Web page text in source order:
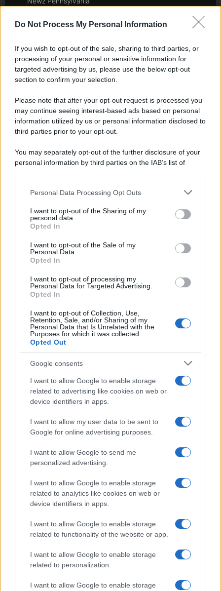
Do Not Process My Personal Information
If you wish to opt-out of the sale, sharing to third parties, or
processing of your personal or sensitive information for
targeted advertising by us, please use the below opt-out
section to confirm your selection.
Please note that after your opt-out request is processed you
may continue seeing interest-based ads based on personal
information utilized by us or personal information disclosed to
third parties prior to your opt-out.
You may separately opt-out of the further disclosure of your
personal information by third parties on the IAB’s list of
This information may also be disclosed by us to third parties
disclose it to other third parties.
Please note that this website/app uses one or more Google
services and may gather and store information including but
not limited to your visit or usage behaviour. You may click to
grant or deny consent to Google and its third-party tags to
consent section.
Personal Data Processing Opt Outs
I want to opt-out of the Sharing of my
personal data.
Opted In
I want to opt-out of the Sale of my
Personal Data.
Opted In
I want to opt-out of processing my
Personal Data for Targeted Advertising.
Opted In
I want to opt-out of Collection, Use,
Retention, Sale, and/or Sharing of my
Personal Data that Is Unrelated with the
Purposes for which it was collected.
Opted Out
Google consents
I want to allow Google to enable storage
related to advertising like cookies on web or
device identifiers in apps.
I want to allow my user data to be sent to
Google for online advertising purposes.
I want to allow Google to send me
personalized advertising.
I want to allow Google to enable storage
related to analytics like cookies on web or
device identifiers in apps.
I want to allow Google to enable storage
related to functionality of the website or app.
I want to allow Google to enable storage
related to personalization.
I want to allow Google to enable storage
Newz Ohio
Hig Tech Mag
Scoop Mag
Lgbtqia News
Day Travel 365
Home Magazine 365
Cineverse Magazine
Francia
InvestirMag
Investieren24
UK
Lgbtq News
Olanda
Investeren 24